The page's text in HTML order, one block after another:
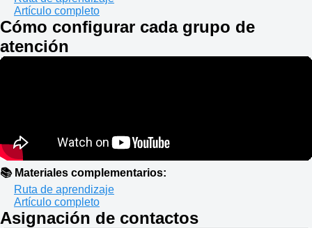
Artículo completo
Cómo configurar cada grupo de
atención
📚 Materiales complementarios:
Ruta de aprendizaje
Artículo completo
Asignación de contactos